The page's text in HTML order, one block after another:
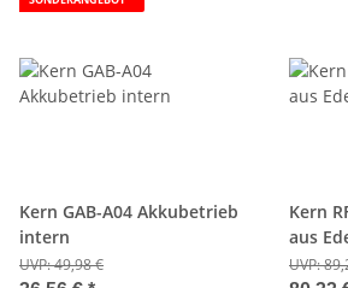
Kern GAB-A04 Akkubetrieb
intern
UVP:49,98 €
Kern
aus
UVP: